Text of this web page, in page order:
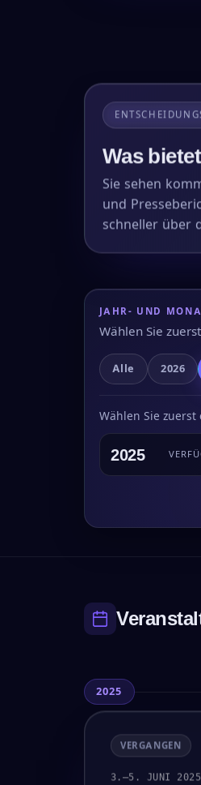
Was
Sie sehen
und
schneller über
JAHR- UND
Wählen Sie
Alle 2026
Wählen Sie zuerst
2025
2025
VERGANGEN
3.–5. JUNI 2025